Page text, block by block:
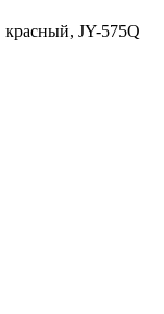
красный, JY-575Q